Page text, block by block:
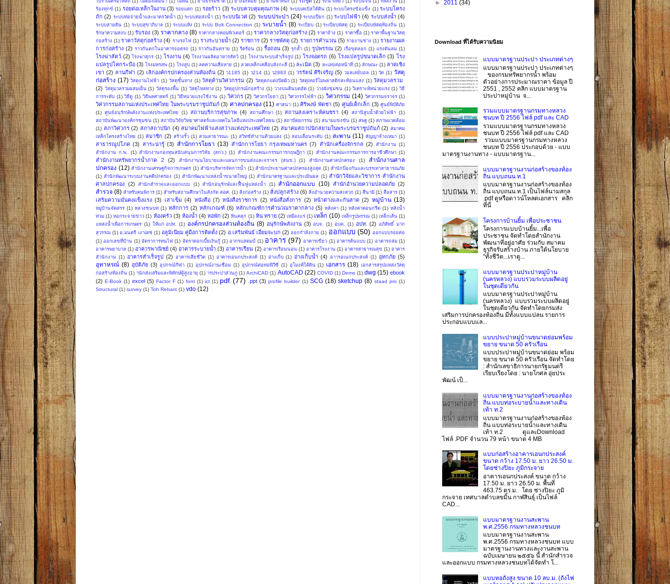
ร้องทุกข์ (1) รอยต่อเหล็กในงาน (3) รอยแตก (1) รอยร้าว (3) ระบบควบคุมคุณภาพ (4) ระบบเคเบิลใต้ดิน (1) ระบบโครงข้อแข็ง (1) ระบบโครง
ถัก (2) ระบบท่อจ่ายน้ำและมาตรวัดน้ำ (1) ระบบท่อส่งน้ำ (1) ระบบนิเวศ (2) ระบบประปา (24) ระบบเปียก (1) ระบบไฟฟ้า (4) ระบบส่งน้ำ (4)
ระบบสายดิน (1) ระบบสุขาภิบาล (1) ระบบแห้ง (1) ระบบ Bolt Connection (1) ระบายน้ำ (8) ระเบียบ (1) ระเบียบพัสดุ (1) ระเบียบพัสดุท้องถิ่น (1)
รักษาความสงบ (1) รับรอง (3) ราคากลาง (8) ราคากลางคอมพิวเตอร์ (1) ราคากลางวัสดุก่อสร้าง (2) ราคาจ้าง (1) ราคาซื้อ (1) ราคาพื้นฐานวัสดุ
ก่อสร้าง (1) ราคาวัสดุก่อสร้าง (4) รางรถไฟ (1) รางระบายน้ำ (2) ราชการ (2) ราชพัสดุ (2) รายการคำนวณ (5) รายงานช่าง (1) รายงานผล
การก่อสร้าง (2) ราวกันตกในอาคารจอดรถ (1) ราวกันอันตราย (1) รีดร้อน (1) รื้อถอน (3) รุกล้ำ (1) รูปพรรณ (2) เรือขุดลอก (1) แรงดันลม (1)
โรงฆ่าสัตว์ (2) โรงฆ่าสุกร (1) โรงงาน (4) โรงงานผลิตอาหารสัตว์ (1) โรงงานระบบสำเร็จรูป (1) โรงจอดรถ (6) โรงแปลรูปขนาดเล็ก (3) โรง
แปลรูปโคกระบือ (3) โรงมหรสพ (1) โรงสูบ (1) ลดความเสียหาย (1) ลวดเหล็กเคลือบสังกะสี (1) ละเมิด (3) ละเลยต่อหน้าที่ (1) ลักษณะ (1) ลาดเชิง
เขา (2) ลานกีฬา (2) เลิกองค์กรปกครองส่วนท้องถิ่น (2) ว1185 (1) ว214 (1) ว2883 (1) วรรัตน์ ศิริเจริญ (5) วอลเล่ย์บอล (1) วัด (1) วัสดุ
ก่อสร้าง (17) วัสดุงานไฟฟ้า (1) วัสดุชั้นทาง (1) วัสดุด้านวิศวกรรม (2) วัสดุตกแต่งปิดผิว (1) วัสดุเทอร์โมพลาสติกสะท้อนแสง (1) วัสดุมวลรวม ​
(2) วัสดุมวลรวมผสมเย็น (1) วัสดุรองพื้น (1) วัสดุไหล่ทาง (1) วัสดุอุปกรณ์ก่อสร้าง (1) วางบนดินบดอัด (1) วางผังชุมชน (1) วิเคราะห์หน่วยแรง (1) วิธี
การระดับ (1) วิธีดู (1) วิธีพลศาสตร์ (1) วิธีหน่วยแรงใช้งาน (1) วิศวกร (2) วิศวกรโยธา (1) วิศวกรรไฟฟ้า (1) วิศวกรรม (14) วิศวกรรมจราจร (1)
วิศวกรรมสถานแห่งประเทศไทย ในพระบรมราชูปถัมภ์ (3) ศาลปกครอง (11) ศาสนา (1) ศิริพงษ์ พัดชา (5) ศูนย์เด็กเล็ก (3) ศูนย์พิบัติภัย
(1) ศูนย์อนุรักษ์พลังงานแห่งประเทศไทย (1) สถานบริการสุขภาพ (4) สถานศึกษา (1) สถานสงเคราะห์คนชรา (4) สถานีสูบน้ำด้วยไฟฟ้า (1)
สถาบันพัฒนาองค์กรชุมชน (1) สถาบันวิจัยวิทยาศาสตร์และเทคโนโลยีแห่งประเทศไทยม (1) สถาปัตยกรรม (1) สนามแข่งขัน (1) สพฐ (1) สภาพแวดล้อม
(1) สภาวิศวกร (2) สภาสถาปนิก (4) สมาคมไฟฟ้าแสงสว่างแห่งประเทศไทย (2) สมาคมสถาปนิกสยามในพระบรมราชูปถัมภ์ (2) สมาคม
เหล็กโครงสร้างไทย (1) สมาชิก (2) สร้างรั้ว (1) สวนสาธารณะ (1) สวิทช์ทำงานด้วยแสง (1) สอบเลื่อนระดับ (1) สะพาน (11) สัญญาจ้างเหมา (1)
สาธารณูปโภค (3) สาระน่ารู้ (3) สำนักการโยธา (13) สำนักการโยธา กรุงเทพมหานคร (7) สำนักเครื่องจักรกล (2) สำนักงาน (1)
สำนักงาน ก.พ.
(1) สำนักงานกองทุนสนับสนุนการวิจัย (สกว.) (1) สำนักงานคณะกรรมการกฤษฎีกา (1) สำนักงานคณะกรรมการการอาชีวศึกษา (1)
สำนักงานทรัพยากรน้ำภาค 2 (2) สำนักงานนโยบายและแผนการขนส่งและจราจร (สนข.) (1) สํานักงานศาลปกครอง (1)
สำนักงานศาล
ปกครอง (12) สำนักงานเศรษฐกิจการเกษตร (1) สำนักบริหารจัดการน้ำ (1) สำนักประธานศาลปกครองสูงสุด (1) สํานักป้องกันและบรรเทาสาธารณภัย
(1) สำนักพัฒนาระบบงานคดีปกครอง (1) สำนักพัฒนาแหล่งน้ำขนาดใหญ่ (1) สำนักมาตรฐานและประเมินผล (1) สํานักวิจัยและวิชาการ สำนักงาน
ศาลปกครอง (2) สำนักสำรวจและออกแบบ (1) สำนักอนุรักษ์และฟื้นฟูแหล่งน้ำ (1) สำนักออกแบบ (10) สำนักอำนวยความปลอดภัย (2)
สำรวจ (8) สำหรับคนพิการ (1) สำหรับสถานศึกษาในสังกัด สอศ. (1) สิ่งก่อสร้าง (1) สิ่งปลูกสร้าง (6) สิ่งอำนวยความสะดวก (1) สึนามิ (1) สื่อสาร (1)
เสริมความมั่นคงแข็งแรง (3) เสาเข็ม (4) หนังสือ (7) หนังสือราชการ (2) หนังสือสั่งการ (2) หน้าต่างและกันสาด (2) หมู่บ้าน (13)
หมู่บ้านจัดสรร (1) หลวงชนบท (1) หลักการ (2) หลักเกณฑ์ (6) หลักเกณฑ์การคำนวณราคากลาง (5) หลังคา (1) หลังคาคอนกรีต (1) หลังน้ำ
ท่วม (1) หอกระจายข่าว (1) ห้องครัว (3) ห้องน้ำ (4) หอพัก (2) หินคลุก (1) หิน ทราย (2) เหมืองแร่ (1) เหล็ก (10) เหล็กรูปพรรณ (1) เหล็กเส้น (1)
แหล่งน้ำเพื่อการเกษตร (1) ให้แก่ อปท. (1) องค์กรปกครองส่วนท้องถิ่น (8) อนุรักษ์พลังงาน (3) อบจ. (1) อบต. (1) อปท. (2)
อภิสิทธิ์ มาก
สุวรรณ (1) อ.มนตรี เงาเดช (1) อลูมิเนียม คู่มือการติดตั้ง (2) อ.เสริมพันธ์ เอี่ยมจะบก (2) ออกกำลังกาย (1) ออกแบบ (50) ออกแบบรอยต่อ
(1) ออกเลขที่บ้าน (1) อัตราการทนไฟ (1) อัตราดอกเบี้ยเงินกู้ (1) อากรแสตมป์ (1) อาคาร (97) อาคารเขียว (1) อาคารต้นแบบ (1) อาคารถล่ม (1)
อาคารพยาบาล (1) อาคารพาณิชย์ (4) อาคารระบายน้ำ (3) อาคารเรียน (2) อาคารเรือนนอน (1) อาคารโรงงาน (1) อาคารสาธารณสุข (1) อาคาร
สำนักงาน (1) อาคารสำเร็จรูป (2) อาคารเสียชีวิต (1) อาคารเอนกประสงค์ (1) อ่างเก็บ (1) อ่างเก็บน้ำ (4) อาารอเนกประสงค์ (1) อุทกภัย (5)
อุทาหรณ์ (8) อุบัติภัย (3) อุปกรณ์กีฬา (1) อุปกรณ์งานเชื่อม (1) อุปกรณ์ต่อท่อพีวีซี (1) อุโมงค์ใต้ดิน (1) เอกสาร (18) เอกสารสรุปแหล่งวัสดุ
ก่อสร้างท้องถิ่น (1) านักส่งเสริมและพิทักษ์ผู้สูงอายุ (1) ารประปาส่วนภู (1) ArchiCAD (1) AutoCAD (22) COVID (1) Demo (1) dwg (15) ebook
(2) E-Book (1) excel (5) Factor F (1) font (1) ict (1) pdf (77) .ppt (3) profile builder (1) SCG (18) sketchup (8) staad pro (1)
Structural (1) survey (1) Toh Rebars (1) vdo (12)
► 2011 (34)
Download ที่ได้รับความนิยม
แบบมาตรฐานประปา ประเภทต่างๆ
แบบมาตรฐานประปา ประเภทต่างๆ
ของกรมทรัพยากรน้ำ พร้อม
ตัวอย่างการประมาณราคา ข้อมูล ปี
2551 , 2552 คลิก แบบมาตรฐาน
ประปาหมู่บ้าน จ...
รวมแบบมาตรฐานกรมทางหลวง
ชนบท ปี 2556 ไฟล์ pdf และ CAD
รวมแบบมาตรฐานกรมทางหลวง
ชนบท ปี 2556 ไฟล์ pdf และ CAD
รวมแบบมาตรฐานกรมทางหลวง
ชนบท ปี 2556 ประกอบด้วย - แบบ
มาตรฐานงานทาง - แบบมาตรฐาน...
แบบมาตรฐานงานก่อสร้างของท้อง
ถิ่น แบบถนน ท.1
แบบมาตรฐานงานก่อสร้างของท้อง
ถิ่น แบบถนน ท.1 เป็นไฟล์นามสกุล
.pdf ดูหรือดาวน์โหลดเอกสาร คลิก
ที่นี่
โครงการบ้านยิ้ม เพื่อประชาชน
โครงการแบบบ้านยิ้ม...เพื่อ
ประชาชน จัดทำโดยสำนักงาน
พัฒนาที่อยู่อาศัย ร่วมกับ สมาคม
ธุรกิจรับสร้างบ้าน ภายใต้นโยบาย
"ทั้งชีวิต...เราดู...
แบบมาตรฐานประปาหมู่บ้าน
(นครหลวง) แบบรวมระบบผลิตอยู่
ในชุดเดียวกัน
แบบมาตรฐานประปาหมู่บ้าน
(นครหลวง) แบบรวมระบบผลิตอยู่
ในชุดเดียวกัน จัดทำโดยกรมส่ง
เสริมการปกครองท้องถิ่น มีทั้งแบบแปลน รายการ
ประกอบแบบแล...
แบบประปาหมู่บ้านขนาดย่อมพร้อม
ขยาย ขนาด 50 ครัวเรือน
แบบประปาหมู่บ้านขนาดย่อม พร้อม
ขยาย ขนาด 50 ครัวเรือน จัดทำโดย
: สำนักเลขาธิการนายกรัฐมนตรี
เรียบเรียงโดย : นายโกศล อุ่ยประ
พัฒน์ เป็...
แบบมาตรฐานงานก่อสร้างของท้อง
ถิ่น แบบท่อระบายน้ำและทางเดิน
เท้า ท.2
แบบมาตรฐานงานก่อสร้างของท้อง
ถิ่น แบบท่อระบายน้ำและทางเดิน
เท้า ท.2 ดูและDownload
ไฟล์ .PDF จำนวน 79 หน้า ขนาด 4 MB
แบบก่อสร้างอาคารเอนกประสงค์
ขนาด กว้าง 17.50 ม. ยาว 26.50 ม.
โดยช่างปิยะ ภูมิกระจาย
อาคารเอนกประสงค์ ขนาด กว้าง
17.50 ม. ยาว 26.50 ม. พื้นที่
463.75 ตร.ม. โดย ช่างปิยะ ภูมิ
กระจาย เทศบาลตำบลขมิ้น กาฬสินธุ์ เป็นไฟล์
CAD...
แบบมาตรฐานงานสะพาน
พ.ศ.2556 กรมทางหลวงชนบท
แบบมาตรฐานงานสะพาน
พ.ศ.2556 กรมทางหลวงชนบท แบบ
มาตรฐานงานทางและงานสะพาน
ฉบับเมษายน ๒๕๕๖ นี้ สำนักสำรวจ
และออกแบบ กรมทางหลวงชนบทได้จัดทำ โ...
แบบหอถังสูง ขนาด 10 ลบ.ม. (ถังไฟ